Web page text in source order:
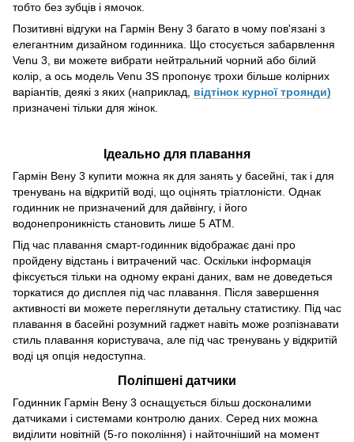
тобто без зубців і ямочок.
Позитивні відгуки на Гармін Вену 3 багато в чому пов'язані з
елегантним дизайном годинника. Що стосується забарвлення
Venu 3, ви можете вибрати нейтральний чорний або білий
колір, а ось модель Venu 3S пропонує трохи більше колірних
варіантів, деякі з яких (наприклад, відтінок курної троянди)
призначені тільки для жінок.
Ідеально для плавання
Гармін Вену 3 купити можна як для занять у басейні, так і для
тренувань на відкритій воді, що оцінять тріатлоністи. Однак
годинник не призначений для дайвінгу, і його
водонепроникність становить лише 5 АТМ.
Під час плавання смарт-годинник відображає дані про
пройдену відстань і витрачений час. Оскільки інформація
фіксується тільки на одному екрані даних, вам не доведеться
торкатися до дисплея під час плавання. Після завершення
активності ви можете переглянути детальну статистику. Під час
плавання в басейні розумний гаджет навіть може розпізнавати
стиль плавання користувача, але під час тренувань у відкритій
воді ця опція недоступна.
Поліпшені датчики
Годинник Гармін Вену 3 оснащується більш досконалими
датчиками і системами контролю даних. Серед них можна
виділити новітній (5-го покоління) і найточніший на момент